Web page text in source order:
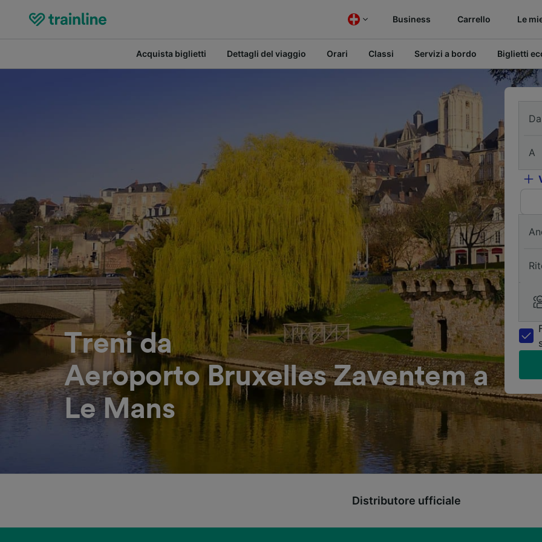
Business Carrello Le
Acquista biglietti Dettagli del viaggio Orari Classi Servizi a bordo Biglietti
Treni da
Aeroporto Bruxelles Zaventem a
Le Mans
Da
A
Distributore ufficiale